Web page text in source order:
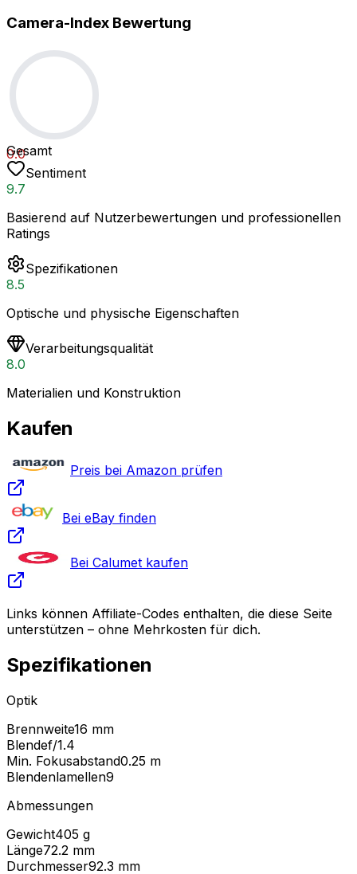
Camera-Index Bewertung
0.0
Gesamt
Sentiment
9.7
Basierend auf Nutzerbewertungen und professionellen
Ratings
Spezifikationen
8.5
Optische und physische Eigenschaften
Verarbeitungsqualität
8.0
Materialien und Konstruktion
Kaufen
Preis bei Amazon prüfen
Bei eBay finden
Bei Calumet kaufen
Links können Affiliate-Codes enthalten, die diese Seite
unterstützen – ohne Mehrkosten für dich.
Spezifikationen
Optik
Brennweite16 mm
Blendef/1.4
Min. Fokusabstand0.25 m
Blendenlamellen9
Abmessungen
Gewicht405 g
Länge72.2 mm
Durchmesser92.3 mm